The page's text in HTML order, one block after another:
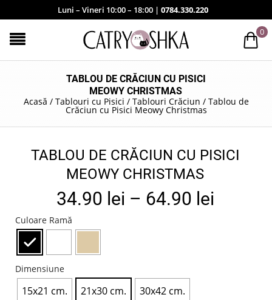
Luni – Vineri 10:00 – 18:00 | 0784.330.220
0
TABLOU DE CRĂCIUN CU PISICI
MEOWY CHRISTMAS
Acasă / Tablouri cu Pisici / Tablouri Crăciun / Tablou de
Crăciun cu Pisici Meowy Christmas
TABLOU DE CRĂCIUN CU PISICI
MEOWY CHRISTMAS
34.90 lei – 64.90 lei
Culoare Ramă
Dimensiune
15x21 cm. 21x30 cm. 30x42 cm.